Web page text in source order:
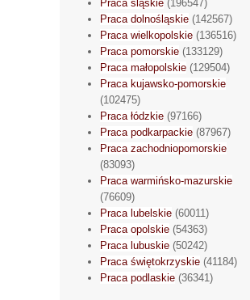
Praca śląskie (196547)
Praca dolnośląskie (142567)
Praca wielkopolskie (136516)
Praca pomorskie (133129)
Praca małopolskie (129504)
Praca kujawsko-pomorskie
(102475)
Praca łódzkie (97166)
Praca podkarpackie (87967)
Praca zachodniopomorskie
(83093)
Praca warmińsko-mazurskie
(76609)
Praca lubelskie (60011)
Praca opolskie (54363)
Praca lubuskie (50242)
Praca świętokrzyskie (41184)
Praca podlaskie (36341)